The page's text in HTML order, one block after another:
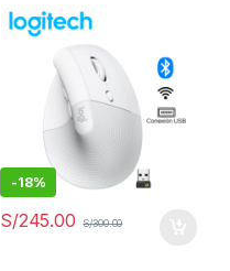
-18%
S/245.00 S/300.00